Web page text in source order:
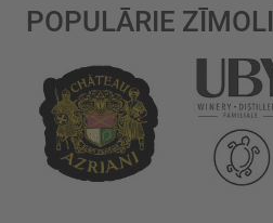
POPULĀRIE ZĪMOLI